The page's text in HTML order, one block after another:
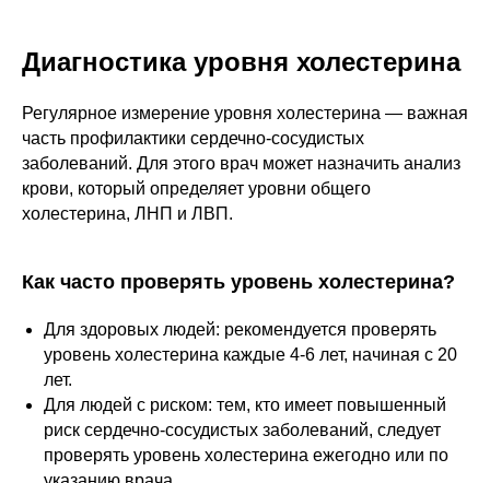
Диагностика уровня холестерина
Регулярное измерение уровня холестерина — важная
часть профилактики сердечно-сосудистых
заболеваний. Для этого врач может назначить анализ
крови, который определяет уровни общего
холестерина, ЛНП и ЛВП.
Как часто проверять уровень холестерина?
Для здоровых людей: рекомендуется проверять
уровень холестерина каждые 4-6 лет, начиная с 20
лет.
Для людей с риском: тем, кто имеет повышенный
риск сердечно-сосудистых заболеваний, следует
проверять уровень холестерина ежегодно или по